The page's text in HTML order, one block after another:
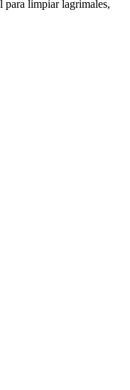
para limpiar lagrimales,